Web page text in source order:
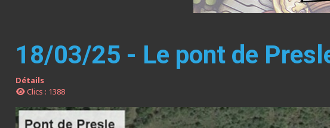
18/03/25 - Le pont de
Détails
Clics : 1388